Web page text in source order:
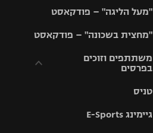
"מעל הליגה" – פודקאסט
"מחצית בשכונה" – פודקאסט
משתתפים וזוכים
בפרסים
וזוכים בפרסים
טניס
גיימינג E-Sports